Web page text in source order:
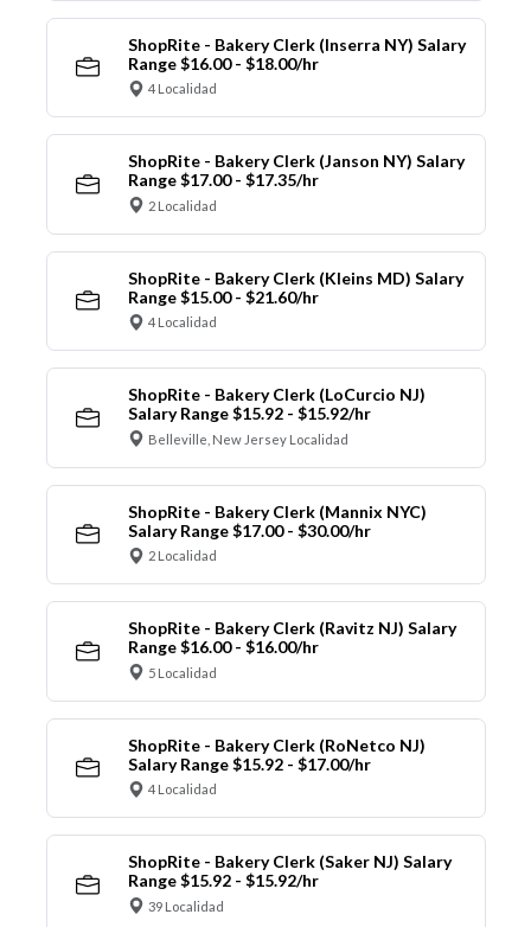
ShopRite - Bakery Clerk (Inserra NY) Salary
Range $16.00 - $18.00/hr
4 Localidad
ShopRite - Bakery Clerk (Janson NY) Salary
Range $17.00 - $17.35/hr
2 Localidad
ShopRite - Bakery Clerk (Kleins MD) Salary
Range $15.00 - $21.60/hr
4 Localidad
ShopRite - Bakery Clerk (LoCurcio NJ)
Salary Range $15.92 - $15.92/hr
Belleville, New Jersey Localidad
ShopRite - Bakery Clerk (Mannix NYC)
Salary Range $17.00 - $30.00/hr
2 Localidad
ShopRite - Bakery Clerk (Ravitz NJ) Salary
Range $16.00 - $16.00/hr
5 Localidad
ShopRite - Bakery Clerk (RoNetco NJ)
Salary Range $15.92 - $17.00/hr
4 Localidad
ShopRite - Bakery Clerk (Saker NJ) Salary
Range $15.92 - $15.92/hr
39 Localidad